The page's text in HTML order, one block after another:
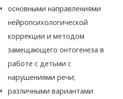
основными направлениями
нейропсихологической
коррекции и методом
замещающего онтогенеза в
работе с детьми с
нарушениями речи;
различными вариантами